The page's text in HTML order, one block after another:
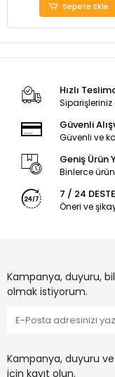
Sepete Ekle
Hızlı
Siparişleriniz
Güvenli
Güvenli ve
Geniş Ürün
Binlerce
7 / 24
Öneri ve
Kampanya, duyuru,
olmak istiyorum.
Kampanya, duyuru
için kayıt olun.